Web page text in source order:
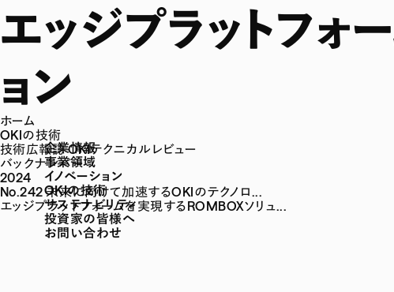
企業情報
事業領域
イノベーション
OKIの技術
サステナビリティ
投資家の皆様へ
お問い合わせ
エッジプラットフォ
ョン
ホーム
OKIの技術
技術広報誌 OKIテクニカルレビュー
バックナンバー
2024
No.242 未来に向けて加速するOKIのテクノロ...
エッジプラットフォームを実現するROMBOXソリュ...